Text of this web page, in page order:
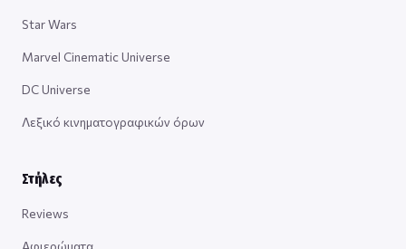
Star Wars
Marvel Cinematic Universe
DC Universe
Λεξικό κινηματογραφικών όρων
Στήλες
Reviews
Αφιερώματα